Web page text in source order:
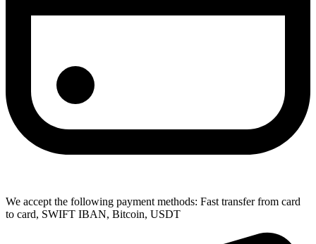
We accept the following payment methods: Fast transfer from card
to card, SWIFT IBAN, Bitcoin, USDT